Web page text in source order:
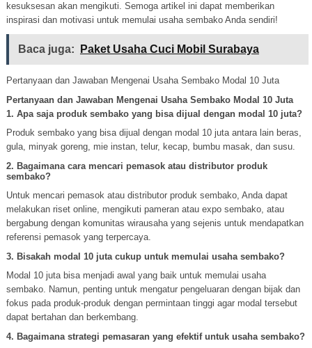
kesuksesan akan mengikuti. Semoga artikel ini dapat memberikan
inspirasi dan motivasi untuk memulai usaha sembako Anda sendiri!
Baca juga: Paket Usaha Cuci Mobil Surabaya
Pertanyaan dan Jawaban Mengenai Usaha Sembako Modal 10 Juta
Pertanyaan dan Jawaban Mengenai Usaha Sembako Modal 10 Juta
1. Apa saja produk sembako yang bisa dijual dengan modal 10 juta?
Produk sembako yang bisa dijual dengan modal 10 juta antara lain beras,
gula, minyak goreng, mie instan, telur, kecap, bumbu masak, dan susu.
2. Bagaimana cara mencari pemasok atau distributor produk
sembako?
Untuk mencari pemasok atau distributor produk sembako, Anda dapat
melakukan riset online, mengikuti pameran atau expo sembako, atau
bergabung dengan komunitas wirausaha yang sejenis untuk mendapatkan
referensi pemasok yang terpercaya.
3. Bisakah modal 10 juta cukup untuk memulai usaha sembako?
Modal 10 juta bisa menjadi awal yang baik untuk memulai usaha
sembako. Namun, penting untuk mengatur pengeluaran dengan bijak dan
fokus pada produk-produk dengan permintaan tinggi agar modal tersebut
dapat bertahan dan berkembang.
4. Bagaimana strategi pemasaran yang efektif untuk usaha sembako?